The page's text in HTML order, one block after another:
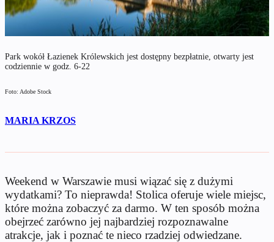
Park wokół Łazienek Królewskich jest dostępny bezpłatnie, otwarty jest
codziennie w godz. 6-22
Foto: Adobe Stock
MARIA KRZOS
Weekend w Warszawie musi wiązać się z dużymi
wydatkami? To nieprawda! Stolica oferuje wiele miejsc,
które można zobaczyć za darmo. W ten sposób można
obejrzeć zarówno jej najbardziej rozpoznawalne
atrakcje, jak i poznać te nieco rzadziej odwiedzane.